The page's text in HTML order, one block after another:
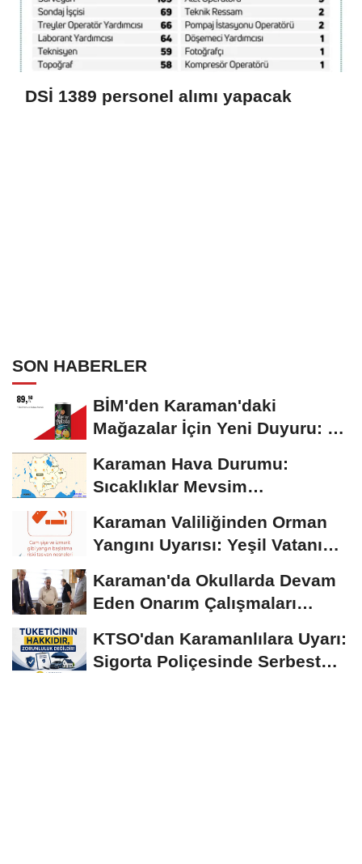
DSİ 1389 personel alımı yapacak
SON HABERLER
BİM'den Karaman'daki
Mağazalar İçin Yeni Duyuru: 11
Karaman Hava Durumu:
Sıcaklıklar Mevsim
Seyrediyor
Karaman Valiliğinden Orman
Yangını Uyarısı: Yeşil Vatanı
Karaman'da Okullarda Devam
Eden Onarım Çalışmaları
KTSO'dan Karamanlılara Uyarı:
Sigorta Poliçesinde Serbest